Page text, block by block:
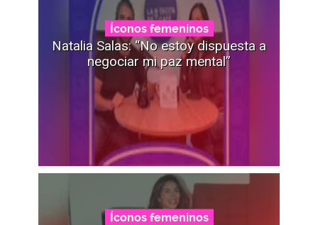
Íconos femeninos
Natalia Salas: “No estoy dispuesta a
negociar mi paz mental”
Íconos femeninos